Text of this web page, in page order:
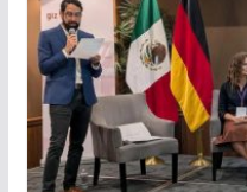
Sugerencias